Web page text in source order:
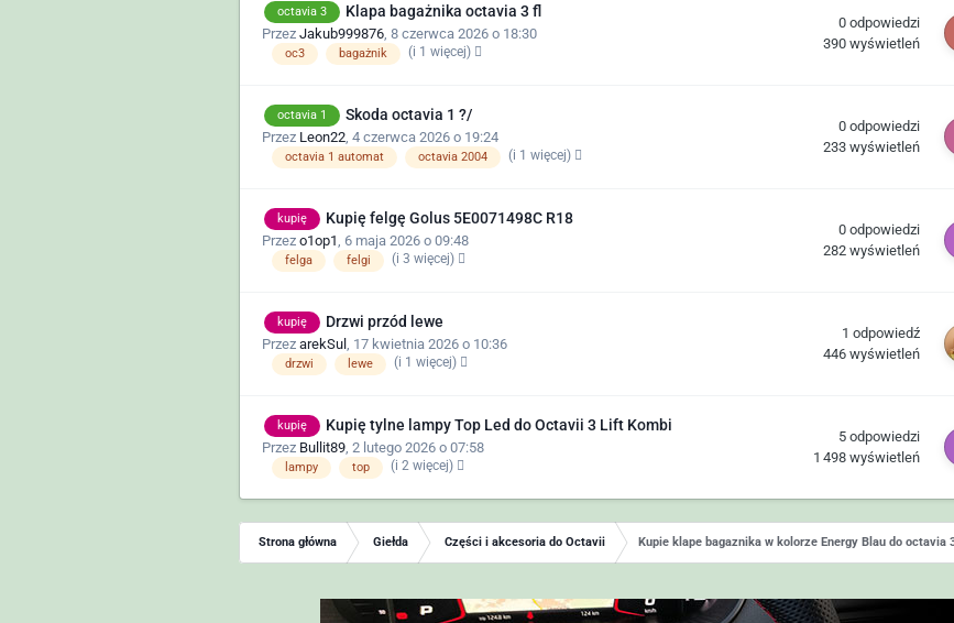
octavia 3 Klapa bagażnika octavia 3 fl
Przez Jakub999876, 8 czerwca 2026 o 18:30
oc3 bagażnik (i 1 więcej)
0 odpowiedzi
390 wyświetleń
octavia 1 Skoda octavia 1 ?/
Przez Leon22, 4 czerwca 2026 o 19:24
octavia 1 automat octavia 2004 (i 1 więcej)
0 odpowiedzi
233 wyświetleń
kupię Kupię felgę Golus 5E0071498C R18
Przez o1op1, 6 maja 2026 o 09:48
felga felgi (i 3 więcej)
0 odpowiedzi
282 wyświetleń
kupię Drzwi przód lewe
Przez arekSul , 17 kwietnia 2026 o 10:36
drzwi lewe (i 1 więcej)
1 odpowiedź
446 wyświetleń
kupię Kupię tylne lampy Top Led do Octavii 3 Lift Kombi
Przez Bullit89, 2 lutego 2026 o 07:58
lampy top (i 2 więcej)
5 odpowiedzi
1 498 wyświetleń
Strona główna Giełda Części i akcesoria do Octavii Kupie klape bagaznika w kolorze Energy Blau do octavia